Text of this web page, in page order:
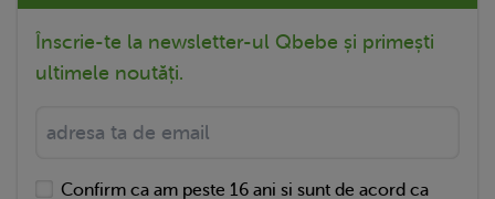
Înscrie-te la newsletter-ul Qbebe și primești
ultimele noutăți.
Confirm ca am peste 16 ani si sunt de acord ca